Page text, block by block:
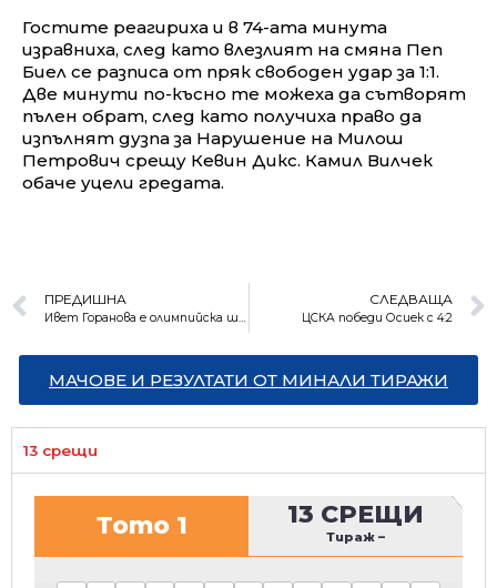
Гостите реагириха и в 74-ата минута
изравниха, след като влезлият на смяна Пеп
Биел се разписа от пряк свободен удар за 1:1.
Две минути по-късно те можеха да сътворят
пълен обрат, след като получиха право да
изпълнят дузпа за Нарушение на Милош
Петрович срещу Кевин Дикс. Камил Вилчек
обаче уцели гредата.
ПРЕДИШНА
Ивет Горанова е олимпийска шампионка!
СЛЕДВАЩА
ЦСКА победи Осиек с 4:2
МАЧОВЕ И РЕЗУЛТАТИ ОТ МИНАЛИ ТИРАЖИ
13 срещи
Тото 1 13 СРЕЩИ
Тираж –